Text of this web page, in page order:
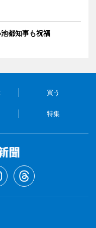
都知事も祝福
買う
特集